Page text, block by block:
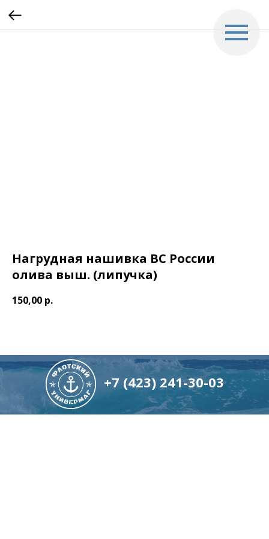
Нагрудная нашивка ВС России
олива выш. (липучка)
150,00 р.
+7 (423) 241-30-03